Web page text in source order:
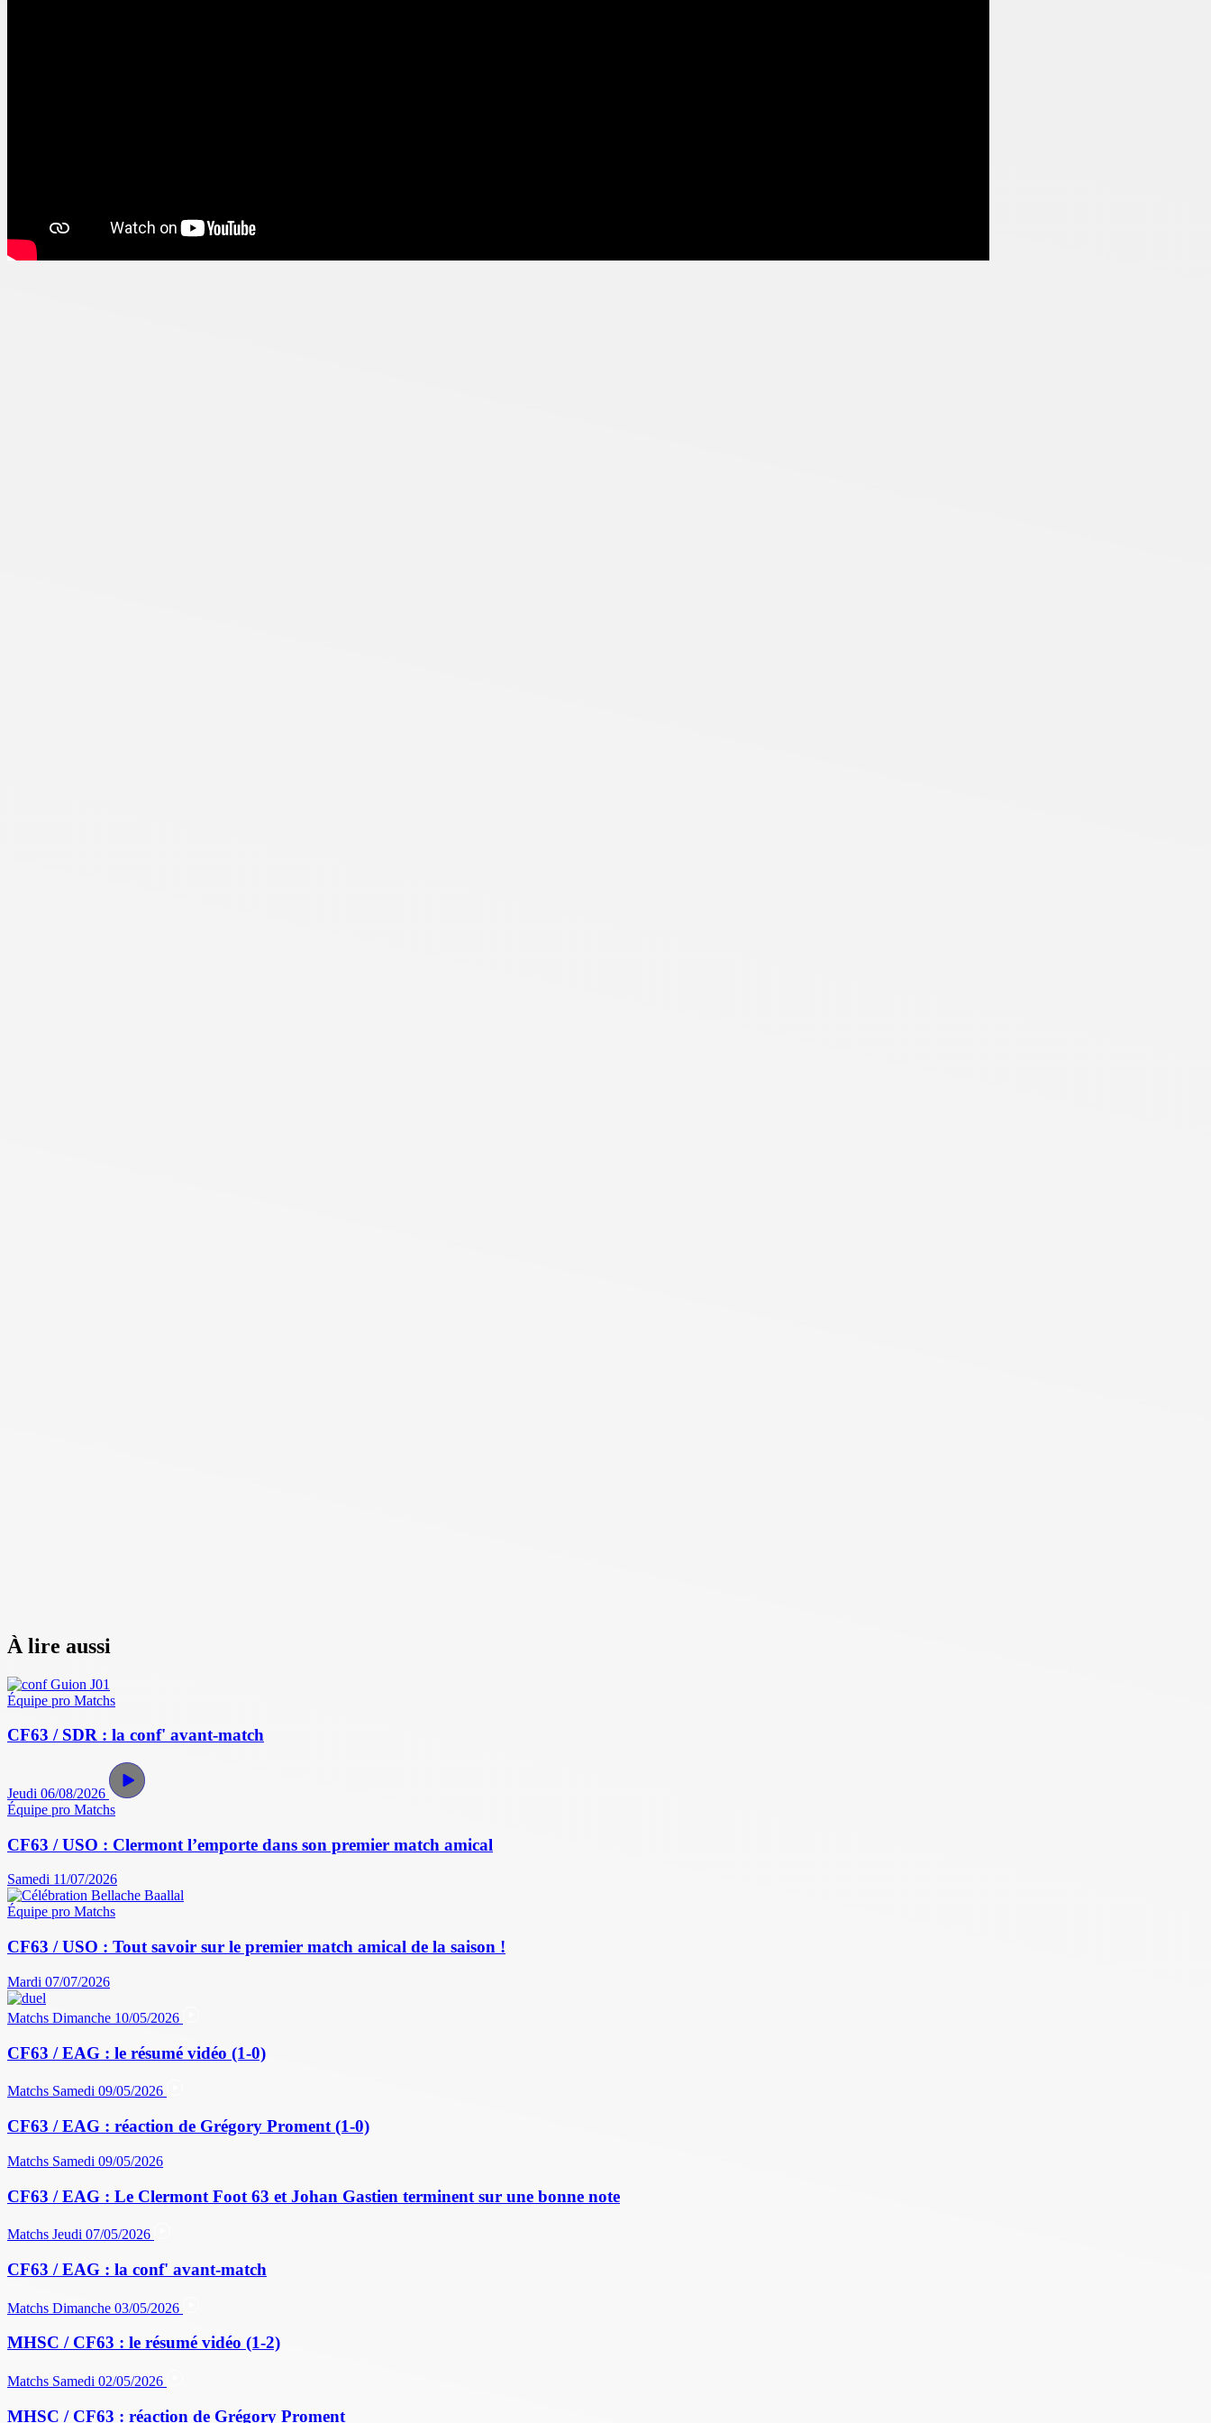
À lire aussi
Équipe pro Matchs
CF63 / SDR : la conf' avant-match
Jeudi 06/08/2026
Équipe pro Matchs
CF63 / USO : Clermont l’emporte dans son premier match amical
Samedi 11/07/2026
Équipe pro Matchs
CF63 / USO : Tout savoir sur le premier match amical de la saison !
Mardi 07/07/2026
Matchs Dimanche 10/05/2026
CF63 / EAG : le résumé vidéo (1-0)
Matchs Samedi 09/05/2026
CF63 / EAG : réaction de Grégory Proment (1-0)
Matchs Samedi 09/05/2026
CF63 / EAG : Le Clermont Foot 63 et Johan Gastien terminent sur une bonne note
Matchs Jeudi 07/05/2026
CF63 / EAG : la conf' avant-match
Matchs Dimanche 03/05/2026
MHSC / CF63 : le résumé vidéo (1-2)
Matchs Samedi 02/05/2026
MHSC / CF63 : réaction de Grégory Proment